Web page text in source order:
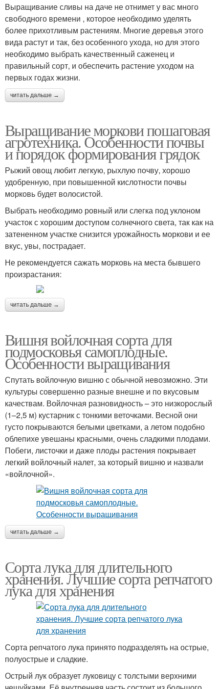
Выращивание сливы на даче не отнимет у вас много
свободного времени , которое необходимо уделять
более прихотливым растениям. Многие деревья этого
вида растут и так, без особенного ухода, но для этого
необходимо выбрать качественный саженец и
правильный сорт, и обеспечить растение уходом на
первых годах жизни.
читать дальше →
Выращивание моркови пошаговая
агротехника. Особенности почвы
и порядок формирования грядок
Рыжий овощ любит легкую, рыхлую почву, хорошо
удобренную, при повышенной кислотности почвы
морковь будет волосистой.
Выбрать необходимо ровный или слегка под уклоном
участок с хорошим доступом солнечного света, так как на
затененном участке снизится урожайность моркови и ее
вкус, увы, пострадает.
Не рекомендуется сажать морковь на места бывшего
произрастания:
читать дальше →
Вишня войлочная сорта для
подмосковья самоплодные.
Особенности выращивания
Спутать войлочную вишню с обычной невозможно. Эти
культуры совершенно разные внешне и по вкусовым
качествам. Войлочная разновидность – это низкорослый
(1–2,5 м) кустарник с тонкими веточками. Весной они
густо покрываются белыми цветками, а летом подобно
облепихе увешаны красными, очень сладкими плодами.
Побеги, листочки и даже плоды растения покрывает
легкий войлочный налет, за который вишню и назвали
«войлочной».
читать дальше →
Сорта лука для длительного
хранения. Лучшие сорта репчатого
лука для хранения
Сорта репчатого лука принято подразделять на острые,
полуострые и сладкие.
Острый лук образует луковицу с толстыми верхними